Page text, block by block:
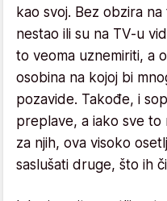
kao svoj. Bez obzira
nestao ili su na TV-u
to veoma uznemiriti, a
osobina na kojoj bi
pozavide. Takođe, i
preplave, a iako sve
za njih, ova visoko
saslušati druge, što ih